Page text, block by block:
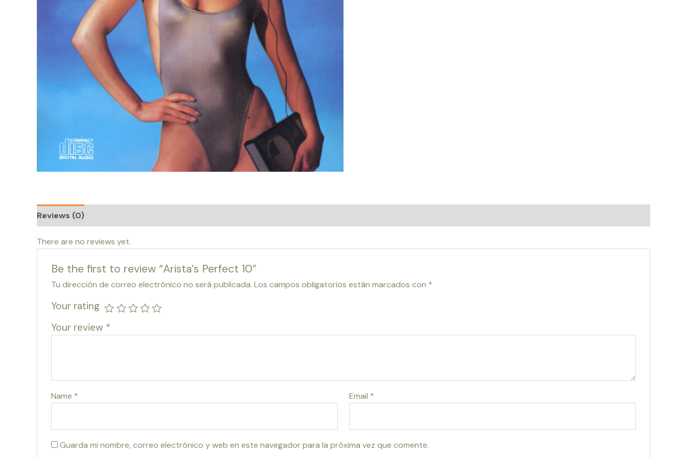
Reviews (0)
There are no reviews yet.
Be the first to review “Arista’s Perfect 10”
Tu dirección de correo electrónico no será publicada. Los campos obligatorios están marcados con *
Your rating
Your review *
Name * Email *
Guarda mi nombre, correo electrónico y web en este navegador para la próxima vez que comente.